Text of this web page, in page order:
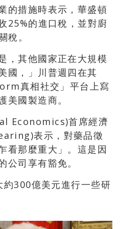
的措施時表示，華盛頓
25%的進口稅，並對廚
稅。
，其他國家正在大規模
國，」川普週四在其
真相社交」平台上寫
美國製造商。
Economics)首席經濟
表示，對藥品徵
看那麼重大」。這是因
公司享有豁免。
300億美元進行一些研